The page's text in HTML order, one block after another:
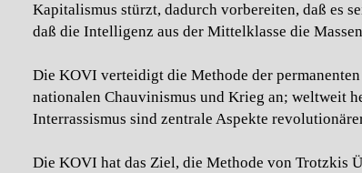
Kapitalismus stürzt, dadurch vorbereiten, daß es
daß die Intelligenz aus der Mittelklasse die
Die KOVI verteidigt die Methode der
nationalen Chauvinismus und Krieg an; weltweit
Interrassismus sind zentrale Aspekte
Die KOVI hat das Ziel, die Methode von Trotzkis